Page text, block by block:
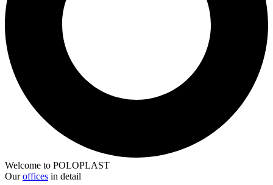
Welcome to POLOPLAST
Ouroffices in detail